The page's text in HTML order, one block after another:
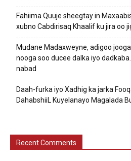
Fahiima Quuje sheegtay in
xubno Cabdirisaq Khaalif ku jira oo
Mudane Madaxweyne, adigoo
nooga soo ducee dalka iyo
nabad
Daah-furka iyo Xadhig ka jarka
DahabshiiL Kuyelanayo Magalada
Recent Comments